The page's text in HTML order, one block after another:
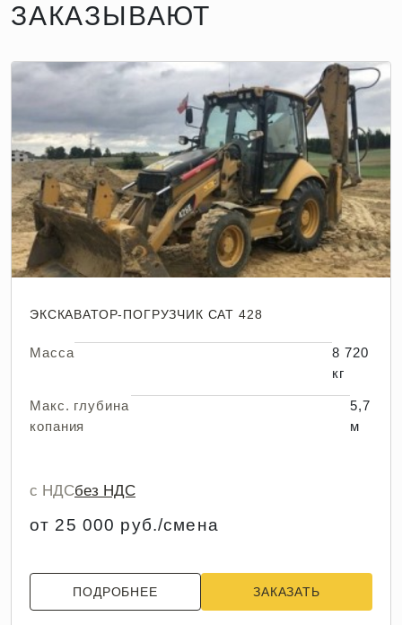
ЗАКАЗЫВАЮТ
ЭКСКАВАТОР-ПОГРУЗЧИК CAT 428
Масса
8 720
кг
Макс. глубина
копания
5,7
м
с НДСбез НДС
от 25 000 руб./смена
ПОДРОБНЕЕ ЗАКАЗАТЬ